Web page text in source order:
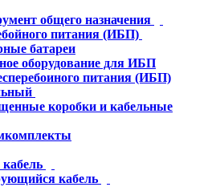
общего назначения
питания (ИБП)
батареи
оборудование для ИБП
питания (ИБП)
коробки и кабельные
кабель